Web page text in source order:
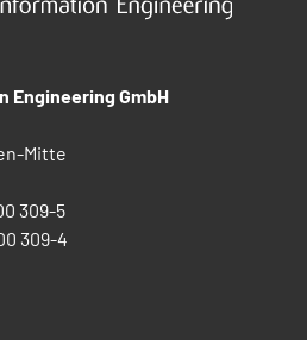
Engineering GmbH
Mitte
309-5
309-4